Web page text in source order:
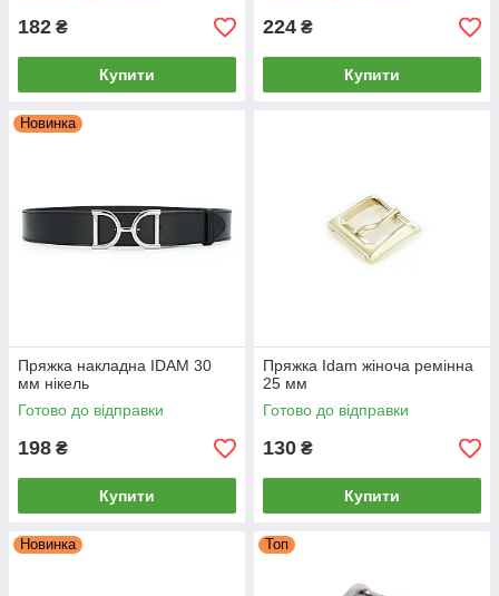
182 ₴
Купити
224 ₴
Купити
Новинка
Пряжка накладна IDAM 30
мм нікель
Готово до відправки
198 ₴
Купити
Пряжка Idam жіноча ремінна
25 мм
Готово до відправки
130 ₴
Купити
Новинка Топ